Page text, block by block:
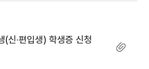
신·편입생) 학생증 신청